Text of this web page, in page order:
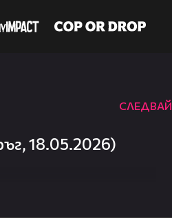
СЛЕДВАЙ
18.05.2026)